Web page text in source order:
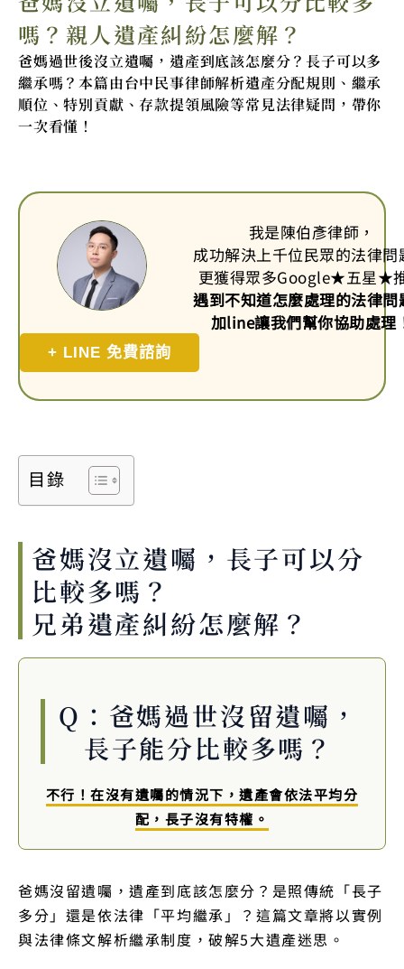
嗎？親人遺產糾紛怎麼解？
爸媽過世後沒立遺囑，遺產到底該怎麼分？長子可以多
繼承嗎？本篇由台中民事律師解析遺產分配規則、繼承
順位、特別貢獻、存款提領風險等常見法律疑問，帶你
一次看懂！
我是陳伯彥律師，
成功解決上千位民眾的法律問
更獲得眾多Google★五星★
遇到不知道怎麼處理的法律問
加line讓我們幫你協助處理
+ LINE 免費諮詢
目錄
爸媽沒立遺囑，長子可以分
比較多嗎？
兄弟遺產糾紛怎麼解？
Q：爸媽過世沒留遺囑，
長子能分比較多嗎？
不行！在沒有遺囑的情況下，遺產會依法平均分
配，長子沒有特權。
爸媽沒留遺囑，遺產到底該怎麼分？是照傳統「長子
多分」還是依法律「平均繼承」？這篇文章將以實例
與法律條文解析繼承制度，破解5大遺產迷思。